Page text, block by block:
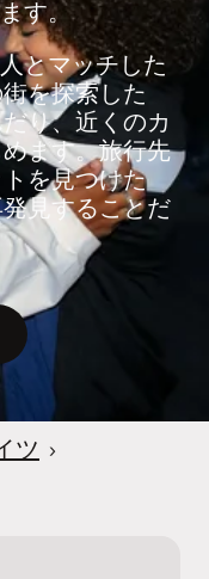
す。
とマッチした
を探索した
り、近くのカ
ます。旅行先
を見つけた
見することだ
ツ ›